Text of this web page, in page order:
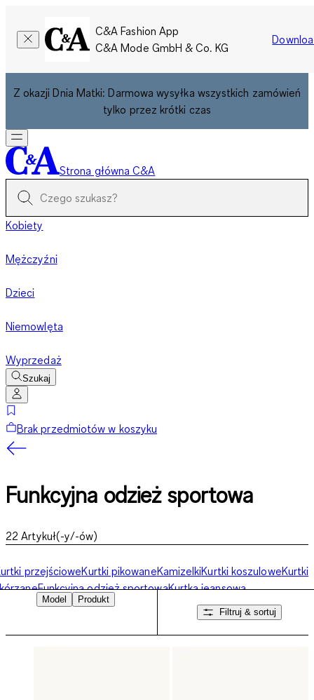
C&A Fashion App
C&A Mode GmbH & Co. KG
Z okazji Dnia Matki: Darmowa wysyłka wszystkich zamówień
tylko przez krótki czas
Strona główna C&A
Kobiety
Mężczyźni
Dzieci
Niemowlęta
Wyprzedaż
Szukaj
Brak przedmiotów w koszyku
Funkcyjna odzież sportowa
22 Artykuł(-y/-ów)
przejścioweKurtki pikowaneKamizelkiKurtki koszuloweKurtki
Funkcyjna odzież sportowaKurtka jeansowa
Model
Produkt
Filtruj & sortuj